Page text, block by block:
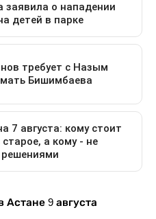
Астане 9 августа